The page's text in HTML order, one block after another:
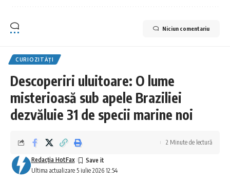
Niciun comentariu
CURIOZITĂȚI
Descoperiri uluitoare: O lume
misterioasă sub apele Braziliei
dezvăluie 31 de specii marine noi
Ultima actualizare 5 iulie 2026 12:54
Redacţia HotFax
2 Minute de lectură